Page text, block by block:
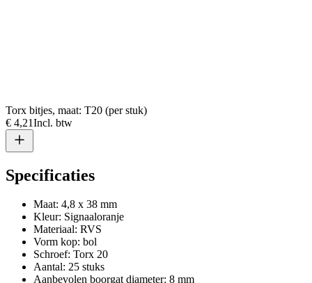
Torx bitjes, maat: T20 (per stuk)
€ 4,21Incl. btw
Specificaties
Maat: 4,8 x 38 mm
Kleur: Signaaloranje
Materiaal: RVS
Vorm kop: bol
Schroef: Torx 20
Aantal: 25 stuks
Aanbevolen boorgat diameter: 8 mm